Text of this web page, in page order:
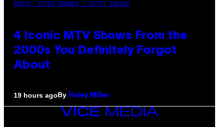
PHOTO: PETER KRAMER / GETTY IMAGES
4 Iconic MTV Shows From the
2000s You Definitely Forgot
About
19 hours agoBy Haley Miller
VICE